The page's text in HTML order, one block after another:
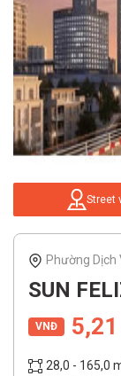
Street
Phường Dịch
SUN
VNĐ
28,0 - 165,0